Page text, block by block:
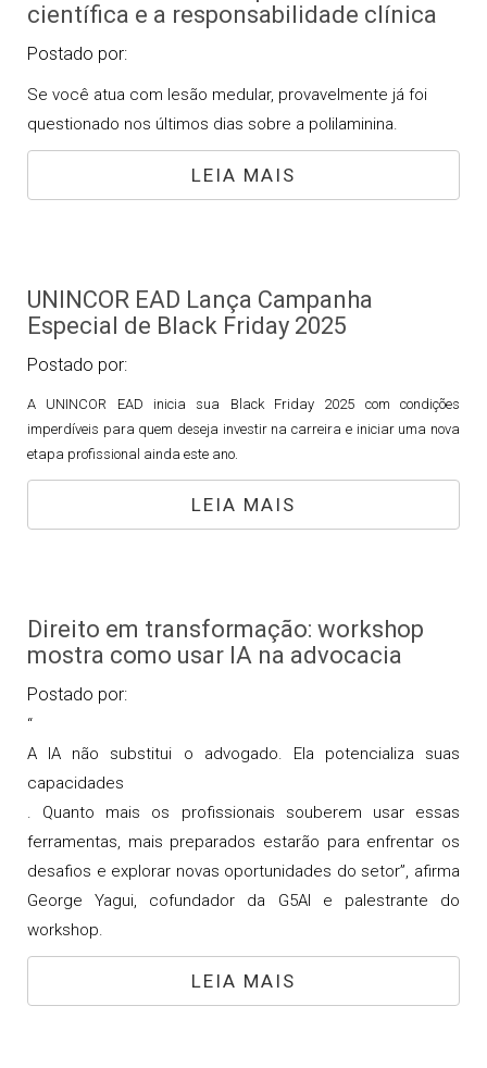
científica e a responsabilidade clínica
Postado por:
Se você atua com lesão medular, provavelmente já foi
questionado nos últimos dias sobre a polilaminina.
LEIA MAIS
UNINCOR EAD Lança Campanha
Especial de Black Friday 2025
Postado por:
A UNINCOR EAD inicia sua Black Friday 2025 com condições
imperdíveis para quem deseja investir na carreira e iniciar uma nova
etapa profissional ainda este ano.
LEIA MAIS
Direito em transformação: workshop
mostra como usar IA na advocacia
Postado por:
“
A IA não substitui o advogado. Ela potencializa suas
capacidades
. Quanto mais os profissionais souberem usar essas
ferramentas, mais preparados estarão para enfrentar os
desafios e explorar novas oportunidades do setor”, afirma
George Yagui, cofundador da G5AI e palestrante do
workshop.
LEIA MAIS